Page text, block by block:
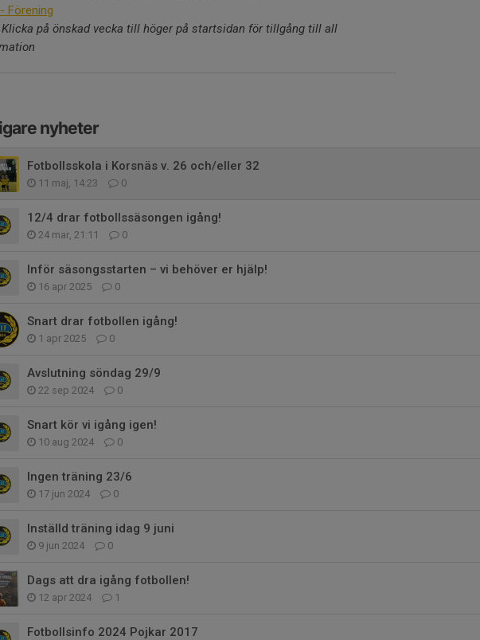
Förening
Klicka på önskad vecka till höger på startsidan för tillgång till all
nyheter
Fotbollsskola i Korsnäs v. 26 och/eller 32
11 maj, 14:23 0
12/4 drar fotbollssäsongen igång!
24 mar, 21:11 0
Inför säsongsstarten – vi behöver er hjälp!
16 apr 2025 0
Snart drar fotbollen igång!
1 apr 2025 0
Avslutning söndag 29/9
22 sep 2024 0
Snart kör vi igång igen!
10 aug 2024 0
Ingen träning 23/6
17 jun 2024 0
Inställd träning idag 9 juni
9 jun 2024 0
Dags att dra igång fotbollen!
12 apr 2024 1
Fotbollsinfo 2024 Pojkar 2017